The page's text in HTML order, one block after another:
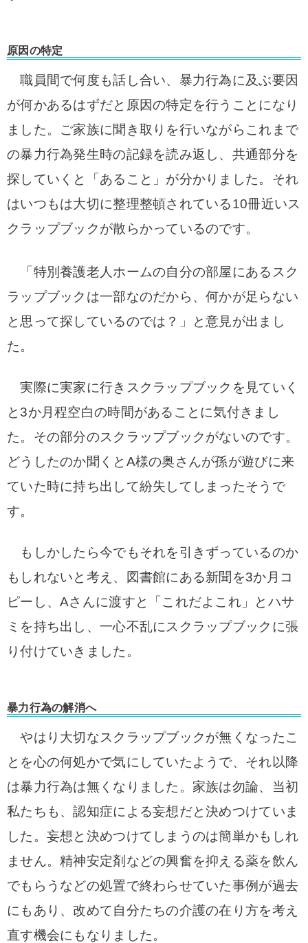
原因の特定
職員間で何度も話し合い、暴力行為に及ぶ要因
が何かあるはずだと原因の特定を行うことになり
ました。 ご家族に聞き取りを行いながらこれまで
の暴力行為発生時の記録を読み返し、共通部分を
探していくと「あること」が分かりました。それ
はいつもは大切に整理整頓されている10冊近いス
クラップブックが散らかっているのです。
「特別養護老人ホームの自分の部屋にあるスク
ラップブックは一部なのだから、何かが足らない
と思って探しているのでは？」
と意見が出まし
た。
実際に実家に行きスクラップブックを見ていく
と3か月程空白の時間があることに気付きまし
た。その部分のスクラップブックがないのです。
どうしたのか聞くとA様の奥さんが孫が遊びに来
ていた時に持ち出して紛失してしまったそうで
す。
もしかしたら今でもそれを引きずっているのか
もしれないと考え、図書館にある新聞を3か月コ
ピーし、Aさんに渡すと「これだよこれ」とハサ
ミを持ち出し、 一心不乱にスクラップブックに張
り付けていきました。
暴力行為の解消へ
やはり大切なスクラップブックが無くなったこ
とを心の何処かで気にしていたようで、それ以降
は暴力行為は無くなりました。 家族は勿論、当初
私たちも、認知症による妄想だと決めつけていま
した。妄想と決めつけてしまうのは簡単かも しれ
ません。精神安定剤などの興奮を抑える薬を飲ん
でもらうなどの処置で終わらせていた事例が過去
にもあり、改めて自分たちの介護の在り方を考え
直す機会にもなりました。